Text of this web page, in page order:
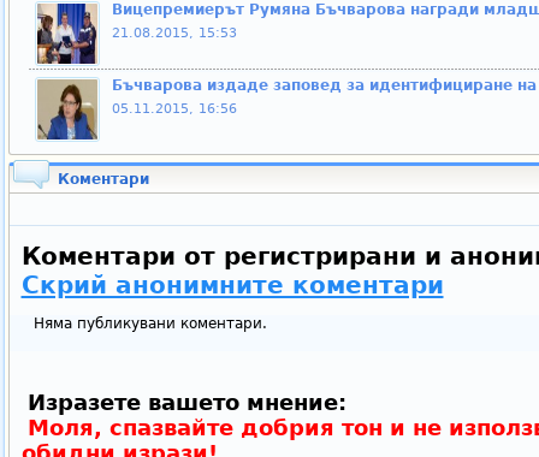
Вицепремиерът Румяна Бъчварова награди
21.08.2015, 15:53
Бъчварова издаде заповед за идентифициране
05.11.2015, 16:56
Коментари
Коментари от регистрирани и
Скрий анонимните коментари
Няма публикувани коментари.
Изразете вашето мнение:
Моля, спазвайте добрия тон и не